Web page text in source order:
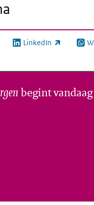
link) LinkedIn
(externe link)
begint vandaag